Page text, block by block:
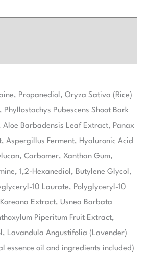
Propanediol, Oryza Sativa (Rice)
Pubescens Shoot Bark
Barbadensis Leaf Extract, Panax
Aspergillus Ferment, Hyaluronic Acid
Carbomer, Xanthan Gum,
1,2-Hexanediol, Butylene Glycol,
10 Laurate, Polyglyceryl-10
Extract, Usnea Barbata
Piperitum Fruit Extract,
Lavandula Angustifolia (Lavender)
essence oil and ingredients included)